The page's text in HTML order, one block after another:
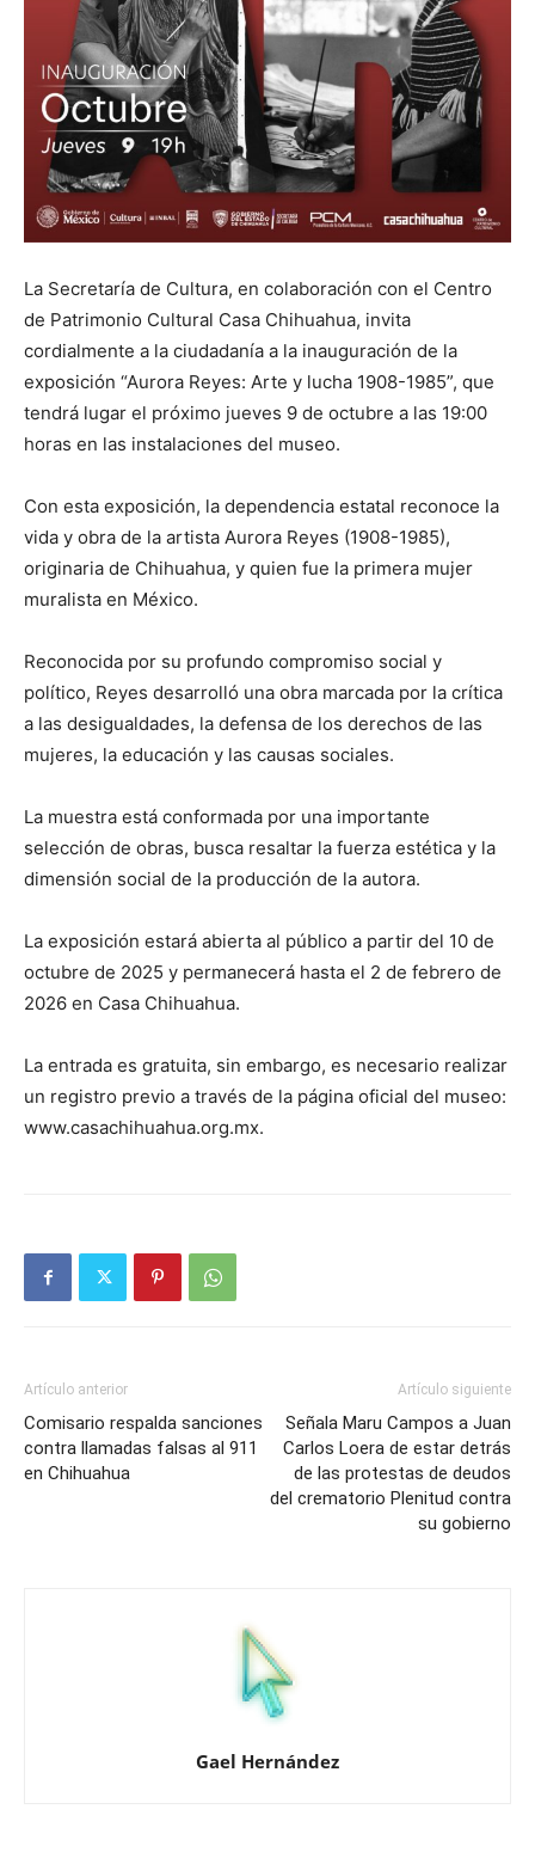
La Secretaría de Cultura, en colaboración con el Centro
de Patrimonio Cultural Casa Chihuahua, invita
cordialmente a la ciudadanía a la inauguración de la
exposición “Aurora Reyes: Arte y lucha 1908-1985”, que
tendrá lugar el próximo jueves 9 de octubre a las 19:00
horas en las instalaciones del museo.
Con esta exposición, la dependencia estatal reconoce la
vida y obra de la artista Aurora Reyes (1908-1985),
originaria de Chihuahua, y quien fue la primera mujer
muralista en México.
Reconocida por su profundo compromiso social y
político, Reyes desarrolló una obra marcada por la crítica
a las desigualdades, la defensa de los derechos de las
mujeres, la educación y las causas sociales.
La muestra está conformada por una importante
selección de obras, busca resaltar la fuerza estética y la
dimensión social de la producción de la autora.
La exposición estará abierta al público a partir del 10 de
octubre de 2025 y permanecerá hasta el 2 de febrero de
2026 en Casa Chihuahua.
La entrada es gratuita, sin embargo, es necesario realizar
un registro previo a través de la página oficial del museo:
www.casachihuahua.org.mx.
Artículo anterior
Comisario respalda sanciones
contra llamadas falsas al 911
en Chihuahua
Artículo siguiente
Señala Maru Campos a Juan
Carlos Loera de estar detrás
de las protestas de deudos
del crematorio Plenitud contra
su gobierno
Gael Hernández